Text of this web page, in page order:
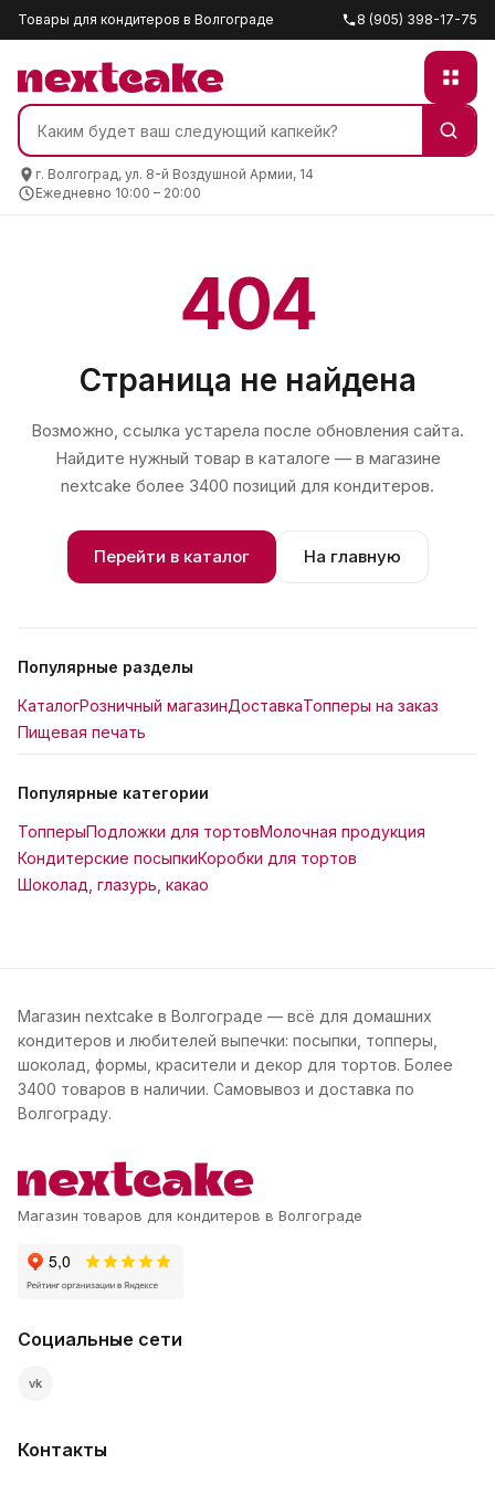
Товары для кондитеров в Волгограде 8 (905) 398-17-75
г. Волгоград, ул. 8-й Воздушной Армии, 14
Ежедневно 10:00 – 20:00
404
Страница не найдена
Возможно, ссылка устарела после обновления сайта.
Найдите нужный товар в каталоге — в магазине
nextcake более 3400 позиций для кондитеров.
Перейти в каталог На главную
Популярные разделы
КаталогРозничный магазинДоставкаТопперы на заказ
Пищевая печать
Популярные категории
ТопперыПодложки для тортовМолочная продукция
Кондитерские посыпкиКоробки для тортов
Шоколад, глазурь, какао
Магазин nextcake в Волгограде — всё для домашних
кондитеров и любителей выпечки: посыпки, топперы,
шоколад, формы, красители и декор для тортов. Более
3400 товаров в наличии. Самовывоз и доставка по
Волгограду.
Магазин товаров для кондитеров в Волгограде
Социальные сети
vk
Контакты